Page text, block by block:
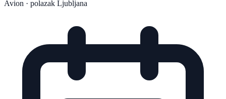
Avion · polazak Ljubljana